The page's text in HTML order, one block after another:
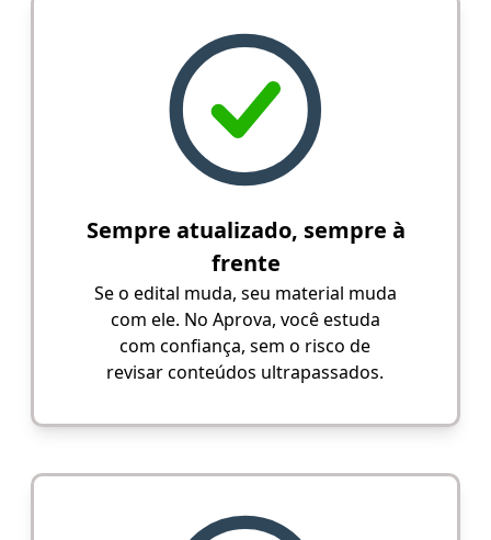
Sempre atualizado, sempre à
frente
Se o edital muda, seu material muda
com ele. No Aprova, você estuda
com confiança, sem o risco de
revisar conteúdos ultrapassados.